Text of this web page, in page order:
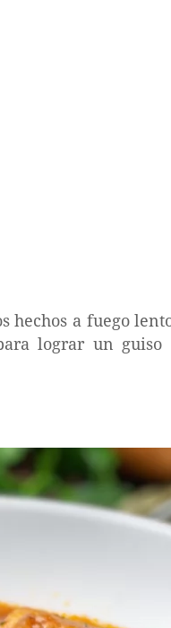
hechos a fuego
lograr un